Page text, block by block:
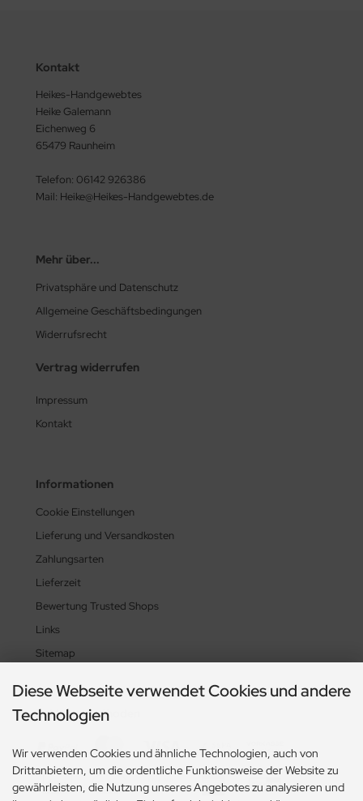
Kontakt
Heikes-Handgewebtes
Heike Galemann
Eichenweg 6
65479 Raunheim
Telefon: 06142 926386
Mail: Heike@Heikes-Handgewebtes.de
Mehr über...
Privatsphäre und Datenschutz
Allgemeine Geschäftsbedingungen
Widerrufsrecht
Vertrag widerrufen
Impressum
Kontakt
Informationen
Cookie Einstellungen
Lieferung und Versandkosten
Zahlungsarten
Lieferzeit
Bewertung Trusted Shops
Links
Sitemap
Zahlungsmethoden
Diese Webseite verwendet Cookies und andere
Technologien
Wir verwenden Cookies und ähnliche Technologien, auch von
Drittanbietern, um die ordentliche Funktionsweise der Website zu
gewährleisten, die Nutzung unseres Angebotes zu analysieren und